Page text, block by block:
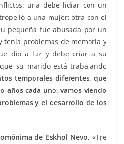
una debe lidiar con un
a una mujer; otra con el
pequeña fue abusada por un
tenía problemas de memoria y
dio a luz y debe criar a su
su marido está trabajando
temporales diferentes, que
años cada uno, vamos viendo
y el desarrollo de los
de Eskhol Nevo, «Tre